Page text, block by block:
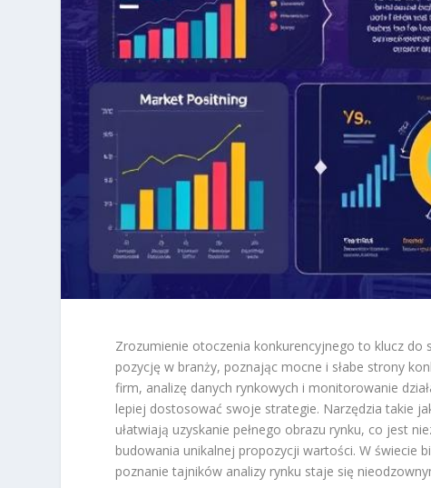
Zrozumienie otoczenia konkurencyjnego to klucz do
pozycję w branży, poznając mocne i słabe strony
firm, analizę danych rynkowych i monitorowanie
lepiej dostosować swoje strategie. Narzędzia takie
ułatwiają uzyskanie pełnego obrazu rynku, co jest
budowania unikalnej propozycji wartości. W świecie
poznanie tajników analizy rynku staje się